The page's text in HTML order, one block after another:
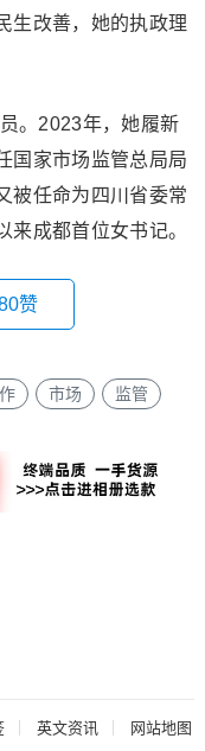
生改善，她的执政理
。2023年，她履新
国家市场监管总局局
被任命为四川省委常
成都首位女书记。
赞
市场 监管
英文资讯 网站地图